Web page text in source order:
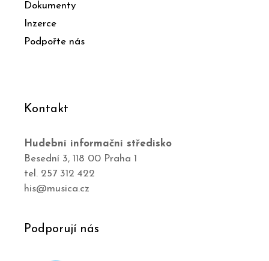
Dokumenty
Inzerce
Podpořte nás
Kontakt
Hudební informační středisko
Besední 3, 118 00 Praha 1
tel. 257 312 422
his@musica.cz
Podporují nás